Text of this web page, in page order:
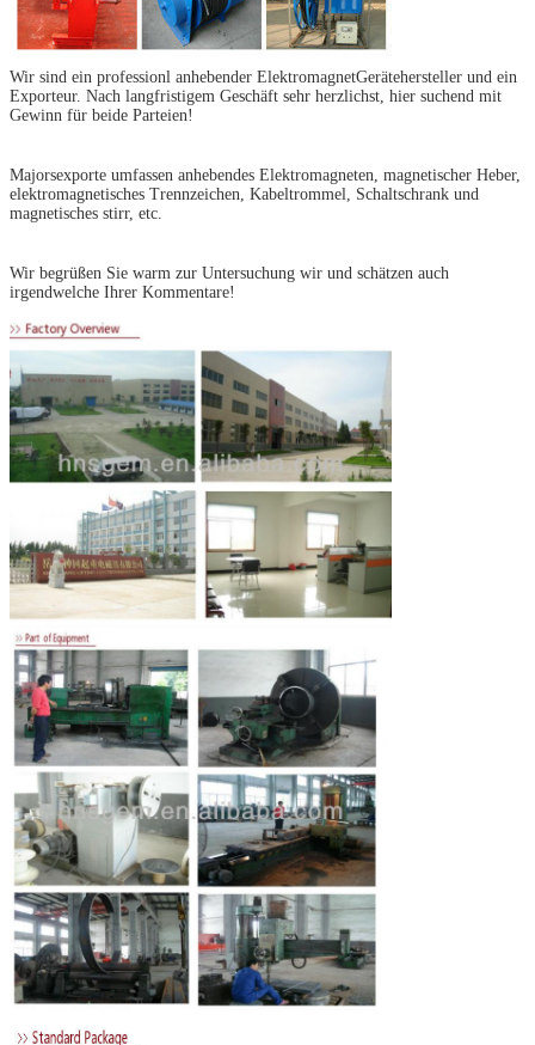
Wir sind ein professionl anhebender ElektromagnetGerätehersteller und ein
Exporteur. Nach langfristigem Geschäft sehr herzlichst, hier suchend mit
Gewinn für beide Parteien!
Majorsexporte umfassen anhebendes Elektromagneten, magnetischer Heber,
elektromagnetisches Trennzeichen, Kabeltrommel, Schaltschrank und
magnetisches stirr, etc.
Wir begrüßen Sie warm zur Untersuchung wir und schätzen auch
irgendwelche Ihrer Kommentare!